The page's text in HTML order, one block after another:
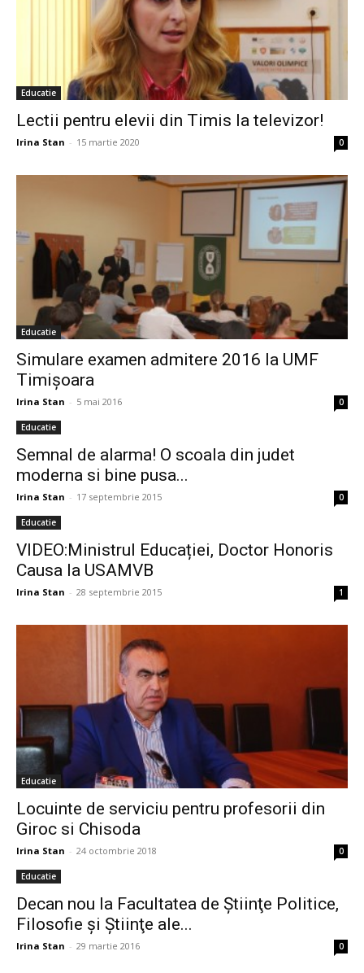
Educatie
Lectii pentru elevii din Timis la televizor!
Irina Stan - 15 martie 2020 0
Educatie
Simulare examen admitere 2016 la UMF
Timișoara
Irina Stan - 5 mai 2016 0
Educatie
Semnal de alarma! O scoala din judet
moderna si bine pusa...
Irina Stan - 17 septembrie 2015 0
Educatie
VIDEO:Ministrul Educației, Doctor Honoris
Causa la USAMVB
Irina Stan - 28 septembrie 2015 1
Educatie
Locuinte de serviciu pentru profesorii din
Giroc si Chisoda
Irina Stan - 24 octombrie 2018 0
Educatie
Decan nou la Facultatea de Ştiinţe Politice,
Filosofie şi Ştiinţe ale...
Irina Stan - 29 martie 2016 0